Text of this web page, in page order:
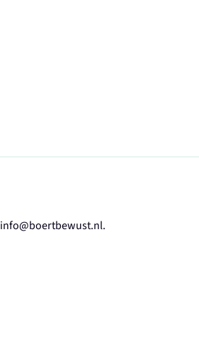
info@boertbewust.nl.